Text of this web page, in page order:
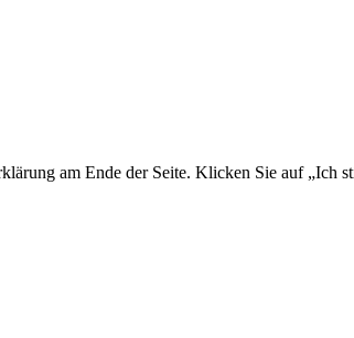
am Ende der Seite. Klicken Sie auf „Ich